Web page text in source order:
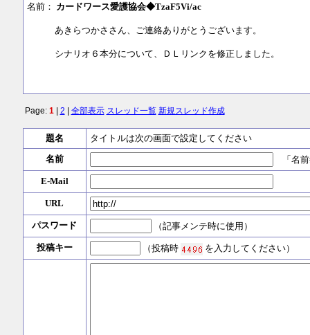
名前： カードワース愛護協会◆TzaF5Vi/ac
あきらつかささん、ご連絡ありがとうございます。
シナリオ６本分について、ＤＬリンクを修正しました。
Page: 1| 2 全部表示 スレッド一覧 新規スレッド作成
題名
タイトルは次の画面で設定してください
名前
「名前
E-Mail
URL
パスワード （記事メンテ時に使用）
投稿キー （投稿時 を入力してください）